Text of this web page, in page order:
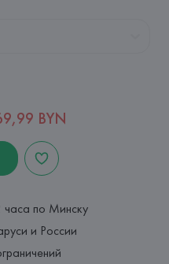
BYN
часа по Минску
и России